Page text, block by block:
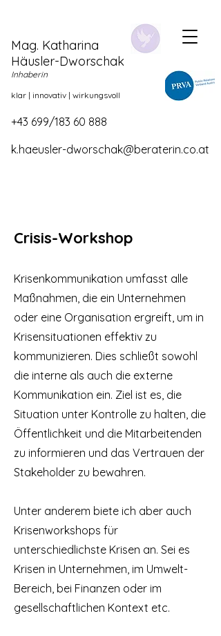
Mag. Katharina
Häusler-Dworschak
Inhaberin
klar | innovativ | wirkungsvoll
+43 699/183 60 888
k.haeusler-dworschak@beraterin.co.at
Crisis-Workshop​
Krisenkommunikation umfasst alle
Maßnahmen, die ein Unternehmen
oder eine Organisation ergreift, um in
Krisensituationen effektiv zu
kommunizieren. Dies schließt sowohl
die interne als auch die externe
Kommunikation ein. Ziel ist es, die
Situation unter Kontrolle zu halten, die
Öffentlichkeit und die Mitarbeitenden
zu informieren und das Vertrauen der
Stakeholder zu bewahren.
Unter anderem biete ich aber auch
Krisenworkshops für
unterschiedlichste Krisen an. Sei es
Krisen in Unternehmen, im Umwelt-
Bereich, bei Finanzen oder im
gesellschaftlichen Kontext etc.